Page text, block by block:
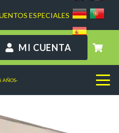
ESPECIALES
MI CUENTA
AÑOS-